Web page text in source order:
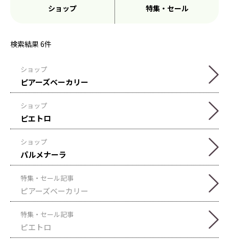
ショップ 特集・セール
検索結果 6件
ショップ
ピアーズベーカリー
ショップ
ピエトロ
ショップ
パルメナーラ
特集・セール記事
ピアーズベーカリー
特集・セール記事
ピエトロ